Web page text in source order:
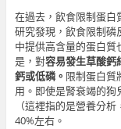
在過去，飲食限制蛋白
研究發現，飲食限制磷
中提供高含量的蛋白
是，對容易發生草酸鈣
鈣或低磷。 限制蛋白質
用。即使是腎衰竭的
（這裡指的是營養分
40%左右。